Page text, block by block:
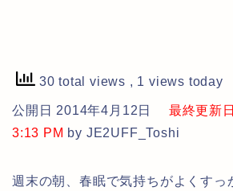
30 total views , 1 views today
公開日 2014年4月12日
最終更新
3:13 PM by JE2UFF_Toshi
週末の朝、春眠で気持ちがよくすっ